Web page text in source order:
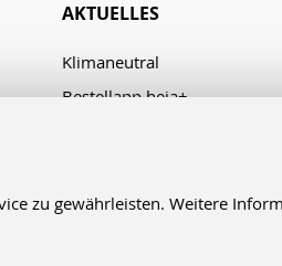
zu gewährleisten. Weitere
AKTUELLES
Klimaneutral
Bestellapp heja+